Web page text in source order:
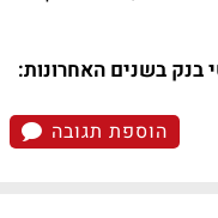
בנק בשנים האחרונות:
הוספת תגובה